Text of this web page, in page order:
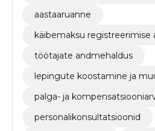
aastaaruanne
käibemaksu registreerimise
töötajate andmehaldus
lepingute koostamine ja
palga- ja
personalikonsultatsioonid